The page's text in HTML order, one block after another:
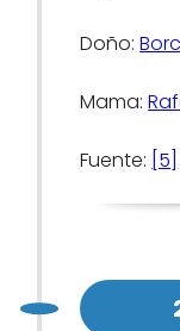
Doño:
Mama:
Fuente: [5]